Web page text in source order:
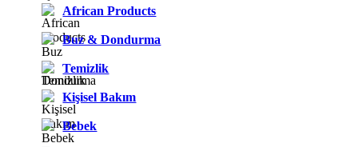
African Products
Buz & Dondurma
Temizlik
Kişisel Bakım
Bebek